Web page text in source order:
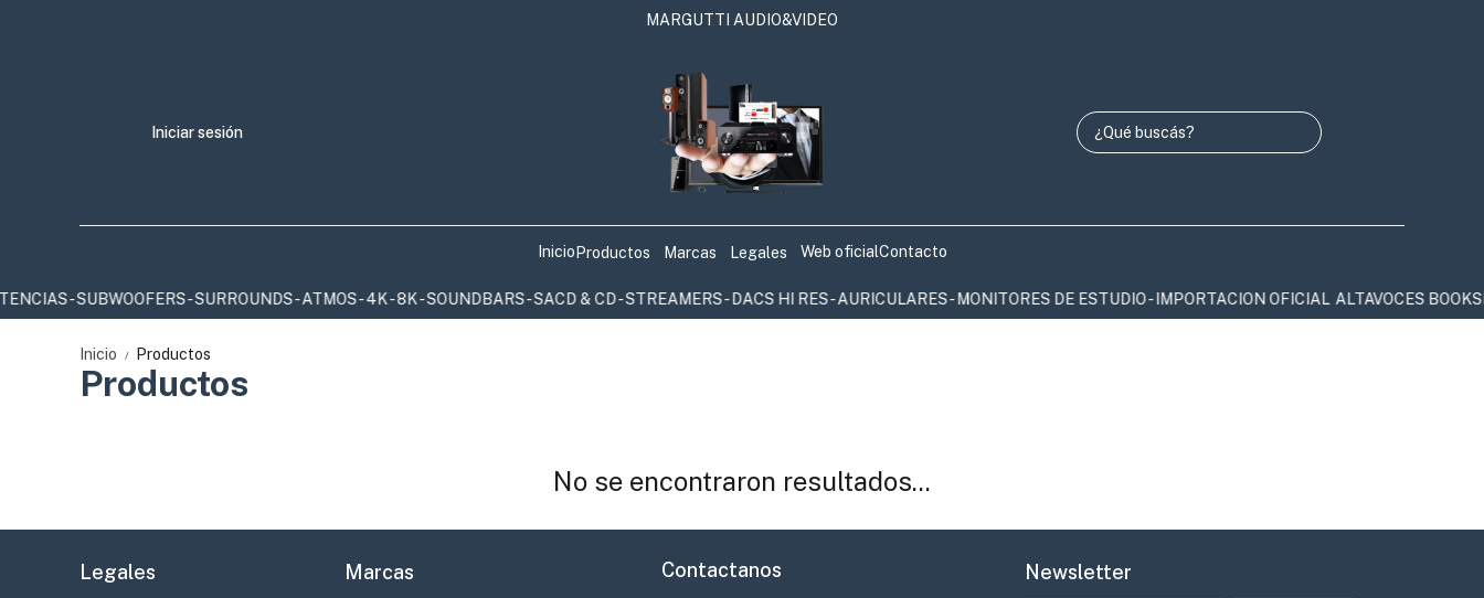
MARGUTTI AUDIO&VIDEO
- SUBWOOFERS - SURROUNDS - ATMOS - 4K - 8K - SOUNDBARS - SACD & CD - STREAMERS - DACS HI RES - AURICULARES - MONITORES DE ESTUDIO - IMPORTACION OFICIAL ALTAVOCES
Iniciar sesión
Inicio Productos Marcas Legales Web oficialContacto
Inicio / Productos
Productos
No se encontraron resultados...
Legales Marcas Contactanos Newsletter